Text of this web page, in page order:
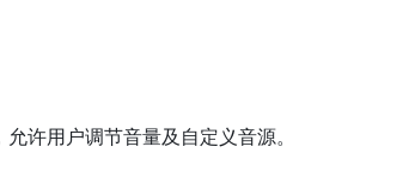
许用户调节音量及自定义音源。